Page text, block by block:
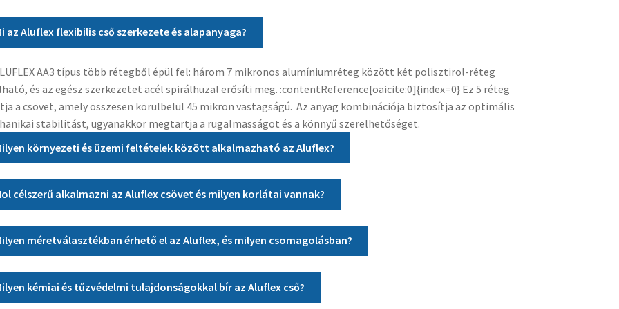
az Aluflex flexibilis cső szerkezete és alapanyaga?
AA3 típus több rétegből épül fel: három 7 mikronos alumíniumréteg között két polisztirol-réteg
és az egész szerkezetet acél spirálhuzal erősíti meg. :contentReference[oaicite:0]{index=0} Ez 5 réteg
a csövet, amely összesen körülbelül 45 mikron vastagságú. Az anyag kombinációja biztosítja az optimális
stabilitást, ugyanakkor megtartja a rugalmasságot és a könnyű szerelhetőséget.
környezeti és üzemi feltételek között alkalmazható az Aluflex?
célszerű alkalmazni az Aluflex csövet és milyen korlátai vannak?
méretválasztékban érhető el az Aluflex, és milyen csomagolásban?
kémiai és tűzvédelmi tulajdonságokkal bír az Aluflex cső?